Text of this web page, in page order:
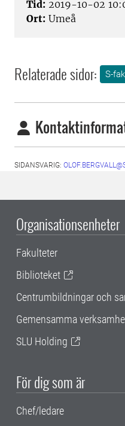
Tid: 2019-10-02
Ort: Umeå
Relaterade sidor: S-
SIDANSVARIG:
Organisationsenheter
Fakulteter
Biblioteket
Centrumbildningar och
Gemensamma
SLU Holding
För dig som är
Chef/ledare